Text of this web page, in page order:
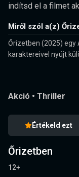
indítsd el a filmet
Miről szól a(z)
Őrizetben (2025) egy
karaktereivel nyújt
Akció • Thriller
Értékeld ezt
Őrizetben
12+